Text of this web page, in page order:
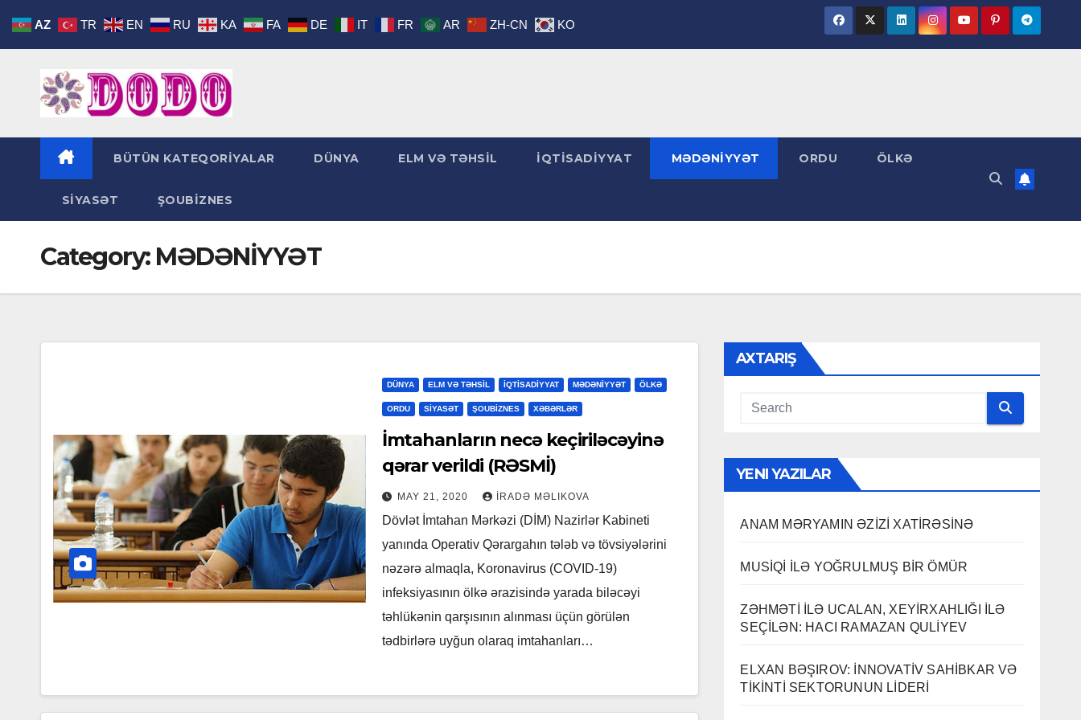
BÜTÜN KATEQORİYALAR DÜNYA ELM VƏ TƏHSİL İQTİSADİYYAT MƏDƏNİYYƏT ORDU ÖLKƏ
SİYASƏT ŞOUBİZNES
Category: MƏDƏNİYYƏT
DÜNYA ELM VƏ TƏHSİL İQTİSADİYYAT MƏDƏNİYYƏT ÖLKƏ
ORDU SİYASƏT ŞOUBİZNES XƏBƏRLƏR
İmtahanların necə keçiriləcəyinə
qərar verildi (RƏSMİ)
MAY 21, 2020 İRADƏ MƏLIKOVA
Dövlət İmtahan Mərkəzi (DİM) Nazirlər Kabineti
yanında Operativ Qərargahın tələb və tövsiyələrini
nəzərə almaqla, Koronavirus (COVID-19)
infeksiyasının ölkə ərazisində yarada biləcəyi
təhlükənin qarşısının alınması üçün görülən
tədbirlərə uyğun olaraq imtahanları…
AXTARIŞ
YENI YAZILAR
ANAM MƏRYAMIN ƏZİZİ XATİRƏSİNƏ
MUSİQİ İLƏ YOĞRULMUŞ BİR ÖMÜR
ZƏHMƏTİ İLƏ UCALAN, XEYİRXAHLIĞI İLƏ
SEÇİLƏN: HACI RAMAZAN QULİYEV
ELXAN BƏŞIROV: İNNOVATİV SAHİBKAR VƏ
TİKİNTİ SEKTORUNUN LİDERİ
AZ TR EN RU KA FA DE IT FR AR ZH-CN KO